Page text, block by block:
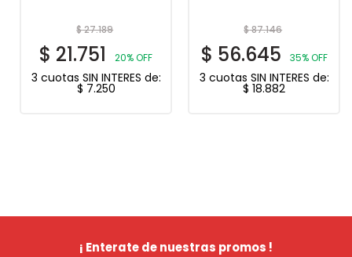
$27.189
$ 21.751 20% OFF
3 cuotas SIN INTERES de:
$ 7.250
$87.146
$ 56.645 35% OFF
3 cuotas SIN INTERES de:
$ 18.882
¡ Enterate de nuestras promos !